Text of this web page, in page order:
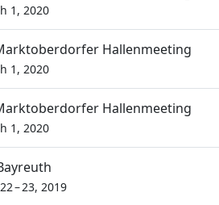
1, 2020
Hallenmeeting
1, 2020
Hallenmeeting
1, 2020
– 23, 2019